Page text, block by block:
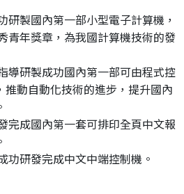
研製國內第一部小型電子計算機，
青年獎章，為我國計算機技術的發
導研製成功國內第一部可由程式控
推動自動化技術的進步，提升國內
完成國內第一套可排印全頁中文報
功研發完成中文中端控制機。